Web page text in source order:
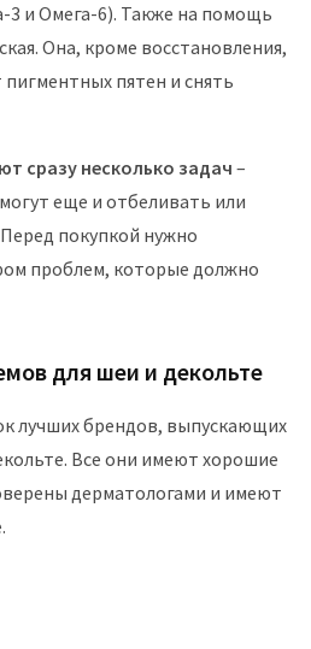
и Омега-6). Также на помощь
Она, кроме восстановления,
пятен и снять
сразу несколько задач –
еще и отбеливать или
покупкой нужно
проблем, которые должно
для шеи и декольте
лучших брендов, выпускающих
Все они имеют хорошие
дерматологами и имеют